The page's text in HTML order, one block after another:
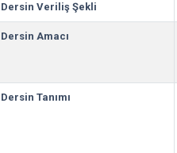
Dersin Veriliş Şekli
Dersin Amacı
Dersin Tanımı